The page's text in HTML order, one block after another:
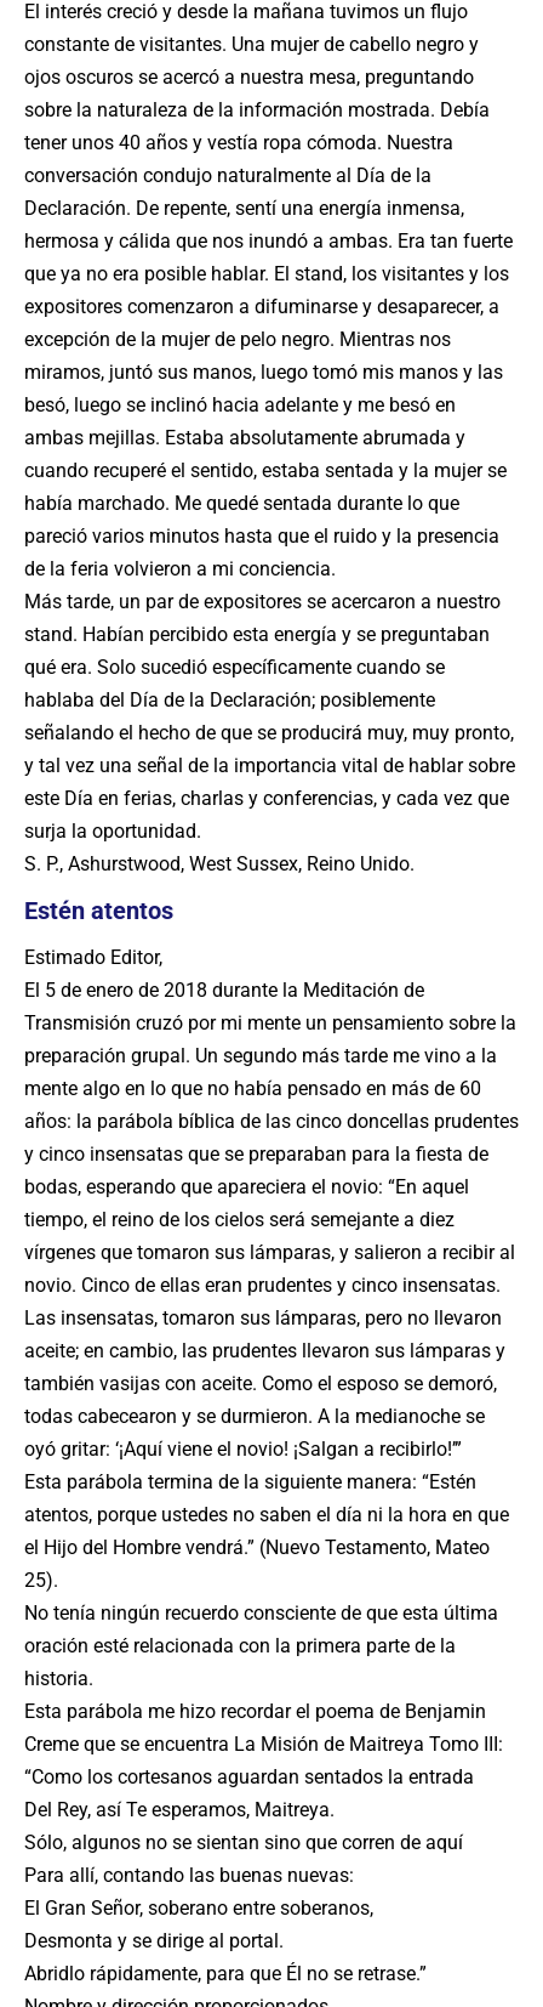
El interés creció y desde la mañana tuvimos un flujo
constante de visitantes. Una mujer de cabello negro y
ojos oscuros se acercó a nuestra mesa, preguntando
sobre la naturaleza de la información mostrada. Debía
tener unos 40 años y vestía ropa cómoda. Nuestra
conversación condujo naturalmente al Día de la
Declaración. De repente, sentí una energía inmensa,
hermosa y cálida que nos inundó a ambas. Era tan fuerte
que ya no era posible hablar. El stand, los visitantes y los
expositores comenzaron a difuminarse y desaparecer, a
excepción de la mujer de pelo negro. Mientras nos
miramos, juntó sus manos, luego tomó mis manos y las
besó, luego se inclinó hacia adelante y me besó en
ambas mejillas. Estaba absolutamente abrumada y
cuando recuperé el sentido, estaba sentada y la mujer se
había marchado. Me quedé sentada durante lo que
pareció varios minutos hasta que el ruido y la presencia
de la feria volvieron a mi conciencia.
Más tarde, un par de expositores se acercaron a nuestro
stand. Habían percibido esta energía y se preguntaban
qué era. Solo sucedió específicamente cuando se
hablaba del Día de la Declaración; posiblemente
señalando el hecho de que se producirá muy, muy pronto,
y tal vez una señal de la importancia vital de hablar sobre
este Día en ferias, charlas y conferencias, y cada vez que
surja la oportunidad.
S. P., Ashurstwood, West Sussex, Reino Unido.
Estén atentos
Estimado Editor,
El 5 de enero de 2018 durante la Meditación de
Transmisión cruzó por mi mente un pensamiento sobre la
preparación grupal. Un segundo más tarde me vino a la
mente algo en lo que no había pensado en más de 60
años: la parábola bíblica de las cinco doncellas prudentes
y cinco insensatas que se preparaban para la fiesta de
bodas, esperando que apareciera el novio: “En aquel
tiempo, el reino de los cielos será semejante a diez
vírgenes que tomaron sus lámparas, y salieron a recibir al
novio. Cinco de ellas eran prudentes y cinco insensatas.
Las insensatas, tomaron sus lámparas, pero no llevaron
aceite; en cambio, las prudentes llevaron sus lámparas y
también vasijas con aceite. Como el esposo se demoró,
todas cabecearon y se durmieron. A la medianoche se
oyó gritar: ‘¡Aquí viene el novio! ¡Salgan a recibirlo!’”
Esta parábola termina de la siguiente manera: “Estén
atentos, porque ustedes no saben el día ni la hora en que
el Hijo del Hombre vendrá.” (Nuevo Testamento, Mateo
25).
No tenía ningún recuerdo consciente de que esta última
oración esté relacionada con la primera parte de la
historia.
Esta parábola me hizo recordar el poema de Benjamin
Creme que se encuentra La Misión de Maitreya Tomo III:
“Como los cortesanos aguardan sentados la entrada
Del Rey, así Te esperamos, Maitreya.
Sólo, algunos no se sientan sino que corren de aquí
Para allí, contando las buenas nuevas:
El Gran Señor, soberano entre soberanos,
Desmonta y se dirige al portal.
Abridlo rápidamente, para que Él no se retrase.”